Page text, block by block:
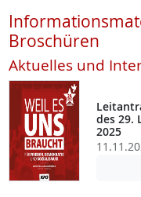
Broschüren
Aktuelles und
des 29.
2025